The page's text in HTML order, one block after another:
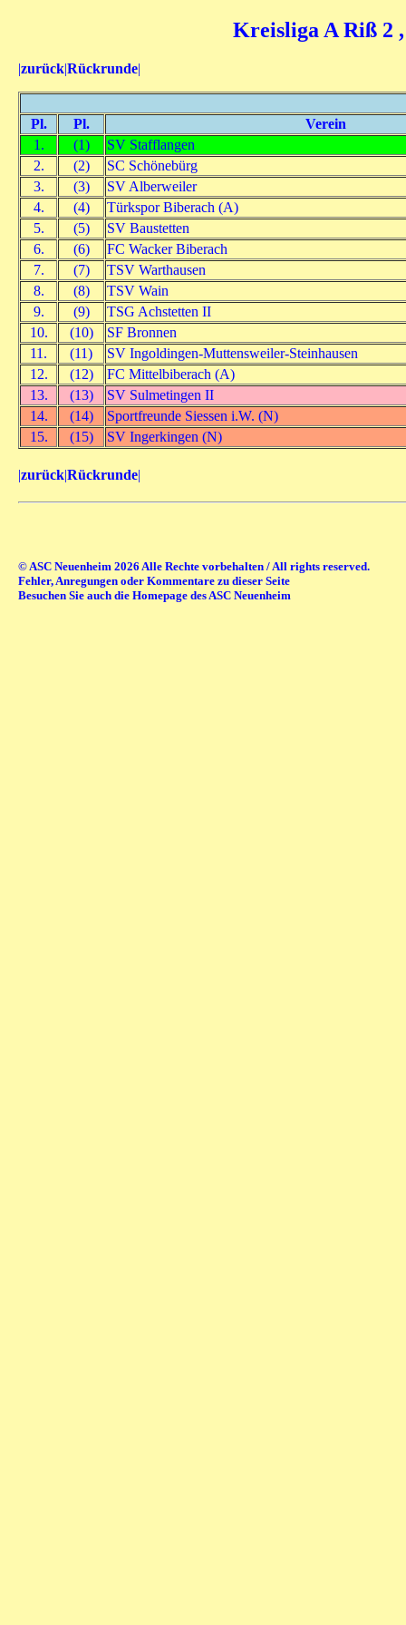
Kreisliga A Riß 2
|zurück|Rückrunde|
Pl. Pl.
Verein
1.
(1)
SV Stafflangen
2.
(2)
SC Schönebürg
3.
(3)
SV Alberweiler
4.
(4)
Türkspor Biberach (A)
5.
(5)
SV Baustetten
6.
(6)
FC Wacker Biberach
7.
(7)
TSV Warthausen
8.
(8)
TSV Wain
9.
(9)
TSG Achstetten II
10.
(10)
SF Bronnen
11.
(11)
SV Ingoldingen-Muttensweiler-Steinhausen
12.
(12)
FC Mittelbiberach (A)
13.
(13)
SV Sulmetingen II
14.
(14)
Sportfreunde Siessen i.W. (N)
15.
(15) SV Ingerkingen (N)
|zurück|Rückrunde|
© ASC Neuenheim 2026 Alle Rechte vorbehalten / All rights reserved.
Fehler, Anregungen oder Kommentare zu dieser Seite
Besuchen Sie auch die Homepage des ASC Neuenheim